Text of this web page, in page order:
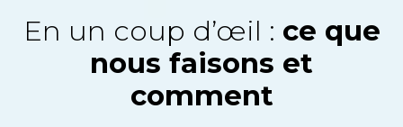
En un coup d’œil : ce que
nous faisons et
comment